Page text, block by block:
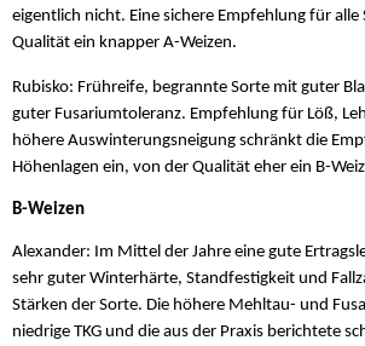
eigentlich nicht. Eine sichere Empfehlung für
Qualität ein knapper A-Weizen.
Rubisko: Frühreife, begrannte Sorte mit guter
guter Fusariumtoleranz. Empfehlung für Löß,
höhere Auswinterungsneigung schränkt die
Höhenlagen ein, von der Qualität eher ein B-
B-Weizen
Alexander: Im Mittel der Jahre eine gute
sehr guter Winterhärte, Standfestigkeit und
Stärken der Sorte. Die höhere Mehltau- und
niedrige TKG und die aus der Praxis berichtete